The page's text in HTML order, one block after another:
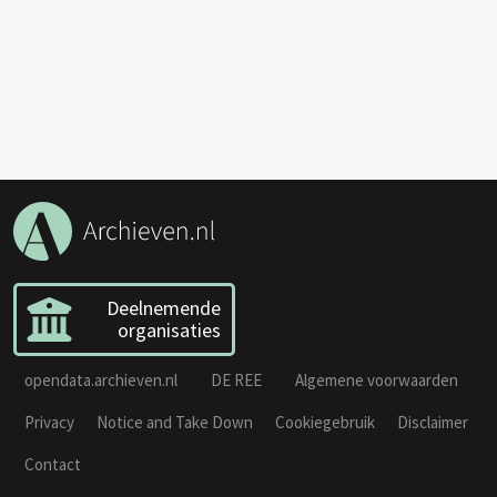
Deelnemende
organisaties
opendata.archieven.nl DE REE
Algemene voorwaarden
Privacy
Notice and Take Down Cookiegebruik
Disclaimer
Contact